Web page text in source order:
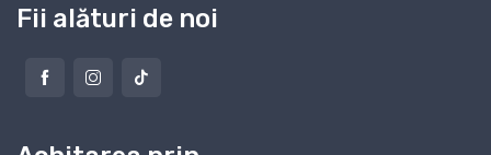
Fii alături de noi